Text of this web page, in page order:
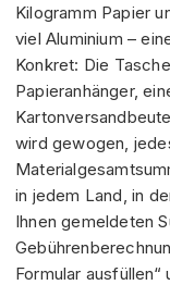
Kilogramm Papier
viel Aluminium –
Konkret: Die
Papieranhänger,
wird gewogen,
in jedem Land, in
Ihnen gemeldeten
Formular